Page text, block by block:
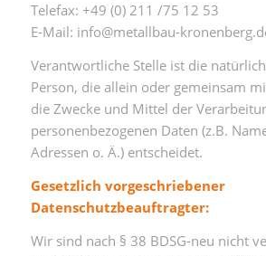
Telefax: +49 (0) 211 /75 12 53
E-Mail: info@metallbau-
Verantwortliche Stelle ist die
Person, die allein oder gemeinsam
die Zwecke und Mittel der
personenbezogenen Daten (z.B.
Adressen o. Ä.) entscheidet.
Gesetzlich vorgeschriebener
Datenschutzbeauftragter:
Wir sind nach § 38 BDSG-neu nicht